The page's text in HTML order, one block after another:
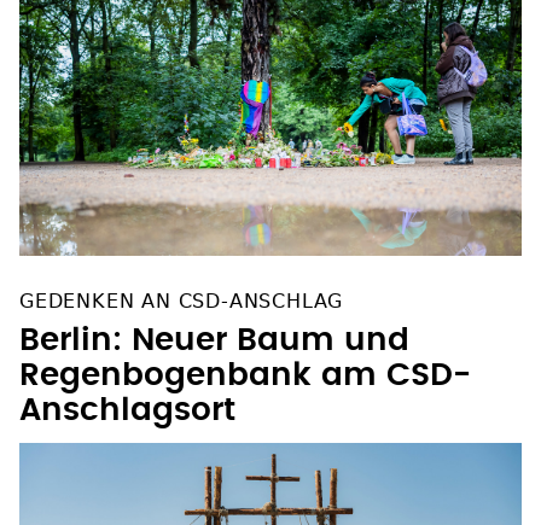
GEDENKEN AN CSD-ANSCHLAG
Berlin: Neuer Baum und
Regenbogenbank am CSD-
Anschlagsort